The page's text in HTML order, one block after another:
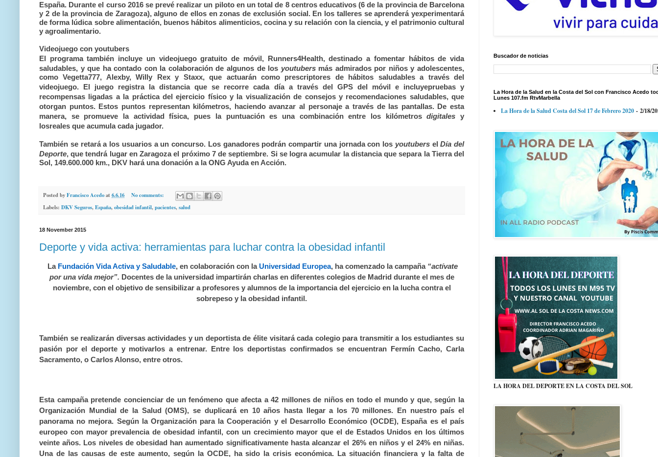
España. Durante el curso 2016 se prevé realizar un piloto en un total de 8 centros educativos (6 de la provincia de Barcelona
y 2 de la provincia de Zaragoza), alguno de ellos en zonas de exclusión social. En los talleres se aprenderá yexperimentará
de forma lúdica sobre alimentación, buenos hábitos alimenticios, cocina y su relación con la ciencia, y el patrimonio cultural
y agroalimentario.
Videojuego con youtubers
El programa también incluye un videojuego gratuito de móvil,
Runners4Health,destinado a fomentar hábitos de vida
saludables, y que ha contado con la colaboración de algunos de los youtubersmás admirados por niños y adolescentes,
como Vegetta777, Alexby, Willy Rex y Staxx, que actuarán como prescriptores de hábitos saludables a través del
videojuego.
El juego registra la distancia que se recorre cada día a través del GPS del móvil e incluyepruebas y
recompensas ligadas a la práctica del
ejercicio físico y la visualización de consejos y recomendaciones saludables, que
otorgan puntos. Estos puntos representan kilómetros, haciendo avanzar al personaje a través de las pantallas. De esta
manera, se promueve la actividad física, pues la puntuación es una combinación entre los
kilómetrosdigitales
y
losreales que acumula cada jugador.
También se retará a los usuarios a un concurso. Los ganadores podrán compartir una jornada con los youtuberselDía del
Deporte, que tendrá lugar en Zaragoza el próximo 7 de septiembre. Si se logra acumular la distancia que separa la Tierra del
Sol, 149.600.000 km., DKV hará una donación a la ONG Ayuda en Acción.
Posted byFrancisco Acedoat 6.6.16
No comments:
Labels: DKV Seguros,España,obesidad infantil,pacientes,salud
18 November 2015
La Fundación Vida Activa y Saludable, en colaboración con laUniversidad Europea, ha comenzado la campaña “actívate
por una vida mejor”. Docentes de la universidad impartirán charlas en diferentes colegios de Madrid durante el mes de
noviembre, con el objetivo de sensibilizar a profesores y alumnos de la importancia del ejercicio en la lucha contra el
sobrepeso y la obesidad infantil.
También se realizarán diversas actividades y un deportista de élite visitará cada colegio para transmitir a los estudiantes su
pasión por el deporte y motivarlos a entrenar. Entre los deportistas confirmados se encuentran Fermín Cacho, Carla
Sacramento, o Carlos Alonso, entre otros.
Esta campaña pretende concienciar de un fenómeno que afecta a 42 millones de niños en todo el mundo y que, según la
Organización Mundial de la Salud (OMS), se duplicará en 10 años hasta llegar a los 70 millones. En nuestro país el
panorama no mejora. Según la Organización para la Cooperación y el Desarrollo Económico (OCDE), España es el país
europeo con mayor prevalencia de obesidad infantil, con un crecimiento mayor que el de Estados Unidos en los últimos
veinte años. Los niveles de obesidad han aumentado significativamente hasta alcanzar el 26% en niños y el 24% en niñas.
Una de las causas de este aumento, según la OCDE, ha sido la crisis económica. La situación financiera y la falta de
Buscador de noticias
La Hora de la Salud en la Costa del Sol con Francisco Acedo
Lunes 107.fm RtvMarbella
La Hora de la Salud Costa del Sol 17 de Febrero 2020 - 2/18/
LA HORA DEL DEPORTE EN LA COSTA DEL SOL